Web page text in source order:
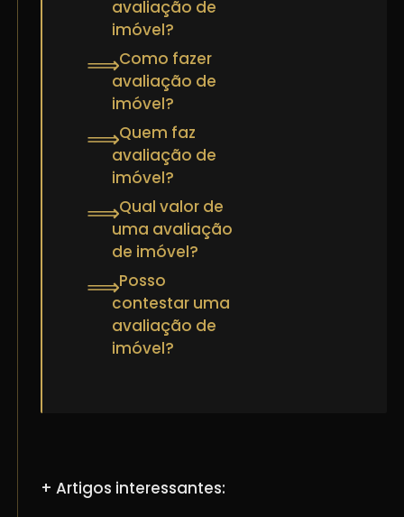
avaliação de
imóvel?
⟹Como fazer
avaliação de
imóvel?
⟹Quem faz
avaliação de
imóvel?
⟹Qual valor de
uma avaliação
de imóvel?
⟹Posso
contestar uma
avaliação de
imóvel?
+ Artigos interessantes: